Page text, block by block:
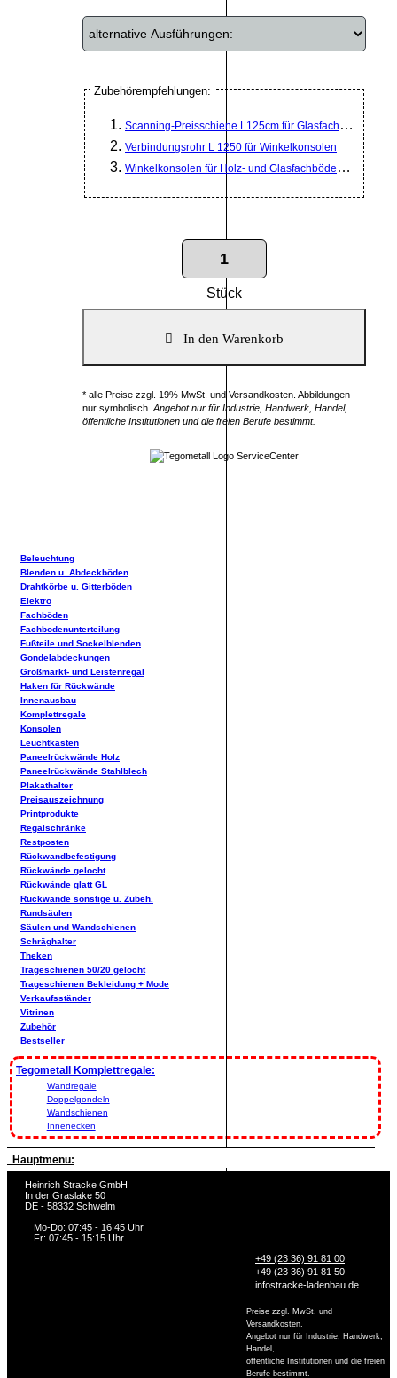
Zubehörempfehlungen:
Scanning-Preisschiene L125cm für Glasfachböden
Verbindungsrohr L 1250 für Winkelkonsolen
Winkelkonsolen für Holz- und Glasfachböden T 170
Stück
* alle Preise zzgl. 19% MwSt. und Versandkosten. Abbildungen
nur symbolisch. Angebot nur für Industrie, Handwerk, Handel,
öffentliche Institutionen und die freien Berufe bestimmt.
Beleuchtung
Blenden u. Abdeckböden
Drahtkörbe u. Gitterböden
Elektro
Fachböden
Fachbodenunterteilung
Fußteile und Sockelblenden
Gondelabdeckungen
Großmarkt- und Leistenregal
Haken für Rückwände
Innenausbau
Komplettregale
Konsolen
Leuchtkästen
Paneelrückwände Holz
Paneelrückwände Stahlblech
Plakathalter
Preisauszeichnung
Printprodukte
Regalschränke
Restposten
Rückwandbefestigung
Rückwände gelocht
Rückwände glatt GL
Rückwände sonstige u. Zubeh.
Rundsäulen
Säulen und Wandschienen
Schräghalter
Theken
Trageschienen 50/20 gelocht
Trageschienen Bekleidung + Mode
Verkaufsständer
Vitrinen
Zubehör
Bestseller
Tegometall Komplettregale:
Wandregale
Doppelgondeln
Wandschienen
Innenecken
Hauptmenu:
Heinrich Stracke GmbH
In der Graslake 50
DE - 58332 Schwelm
Mo-Do: 07:45 - 16:45 Uhr
Fr: 07:45 - 15:15 Uhr
+49 (23 36) 91 81 00
+49 (23 36) 91 81 50
infostracke-ladenbau.de
Preise zzgl. MwSt. und
Versandkosten.
Angebot nur für Industrie, Handwerk,
Handel,
öffentliche Institutionen und die freien
Berufe bestimmt.